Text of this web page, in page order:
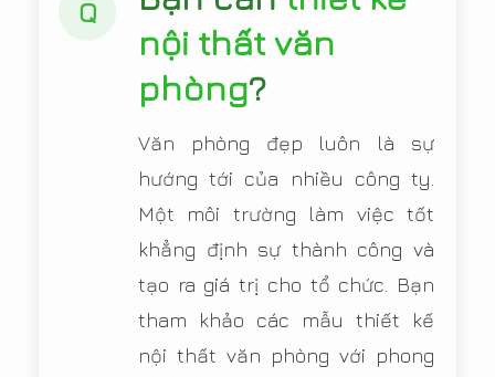
Q
nội thất văn
phòng?
Văn phòng đẹp luôn là sự
hướng tới của nhiều công ty.
Một môi trường làm việc tốt
khẳng định sự thành công và
tạo ra giá trị cho tổ chức. Bạn
tham khảo các mẫu thiết kế
nội thất văn phòng với phong